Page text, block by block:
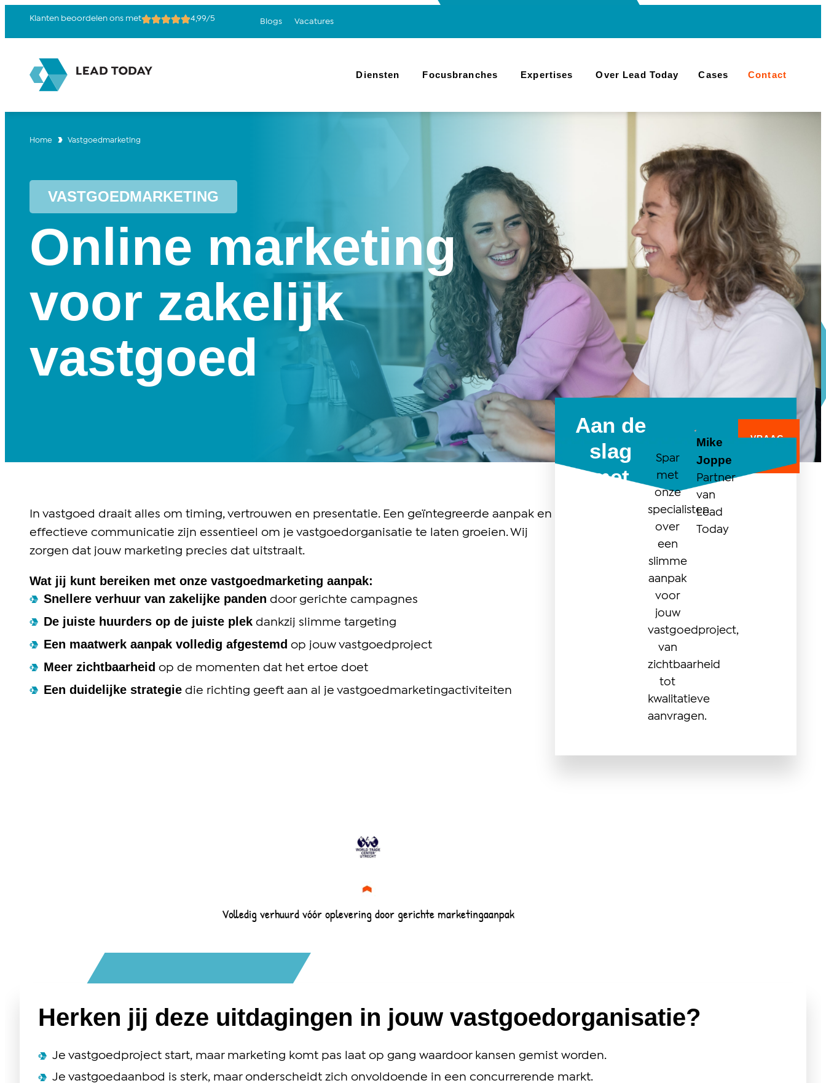
Klanten beoordelen ons met 4,99/5 Blogs Vacatures
Diensten Focusbranches Expertises Over Lead Today Cases Contact
Home Vastgoedmarketing
VASTGOEDMARKETING
Online marketing
voor zakelijk
vastgoed
In vastgoed draait alles om timing, vertrouwen en presentatie. Een geïntegreerde aanpak en
effectieve communicatie zijn essentieel om je vastgoedorganisatie te laten groeien. Wij
zorgen dat jouw marketing precies dat uitstraalt.
Wat jij kunt bereiken met onze vastgoedmarketing aanpak:
Snellere verhuur van zakelijke panden door gerichte campagnes
De juiste huurders op de juiste plekdankzij slimme targeting
Een maatwerk aanpak volledig afgestemd op jouw vastgoedproject
Meer zichtbaarheid op de momenten dat het ertoe doet
Een duidelijke strategiedie richting geeft aan al je vastgoedmarketingactiviteiten
Aan de
slag
met
vastgoedmarketing?
Spar
met
onze
specialisten
over
een
slimme
aanpak
voor
jouw
vastgoedproject,
van
zichtbaarheid
tot
kwalitatieve
aanvragen.
Mike
Joppe
Partner
van
Lead
Today
VRAAG
Volledig verhuurd vóór oplevering door gerichte marketingaanpak
Herken jij deze uitdagingen in jouw vastgoedorganisatie?
Je vastgoedproject start, maar marketing komt pas laat op gang waardoor kansen gemist worden.
Je vastgoedaanbod is sterk, maar onderscheidt zich onvoldoende in een concurrerende markt.